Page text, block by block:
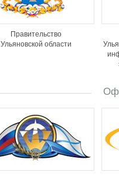
Правительство
Ульяновской области